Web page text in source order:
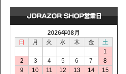
2026年08月
日
月 火 水 木 金
土
1
2
3 4 5 6 7
8
9
10 11 12 13 14
15